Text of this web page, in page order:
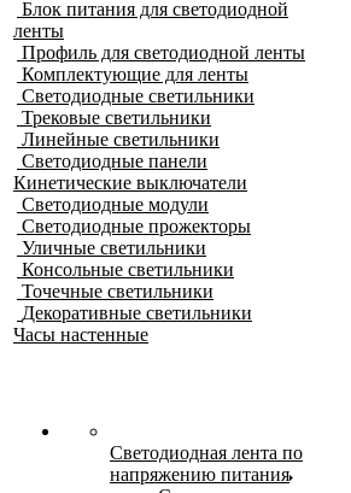
Блок питания для светодиодной
ленты
Профиль для светодиодной ленты
Комплектующие для ленты
Светодиодные светильники
Трековые светильники
Линейные светильники
Светодиодные панели
Кинетические выключатели
Светодиодные модули
Светодиодные прожекторы
Уличные светильники
Консольные светильники
Точечные светильники
Декоративные светильники
Часы настенные
Светодиодная лента по
напряжению питания